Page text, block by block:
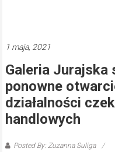
1 maja, 2021
Galeria Jurajska
ponowne
działalności
handlowych
Posted By: Zuzanna Suliga